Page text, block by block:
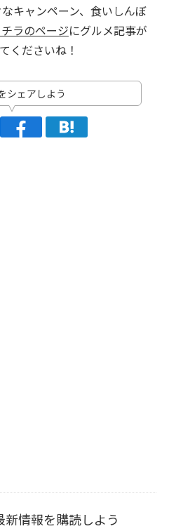
キャンペーン、食いしんぼ
ラのページにグルメ記事が
くださいね！
シェアしよう
情報を購読しよう